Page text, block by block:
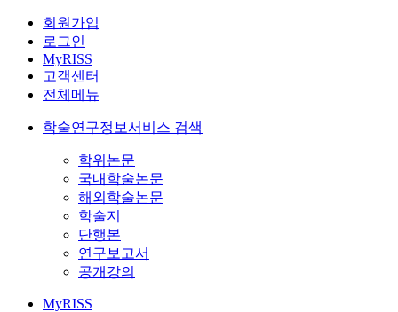
회원가입
로그인
MyRISS
고객센터
전체메뉴
학술연구정보서비스 검색
학위논문
국내학술논문
해외학술논문
학술지
단행본
연구보고서
공개강의
MyRISS